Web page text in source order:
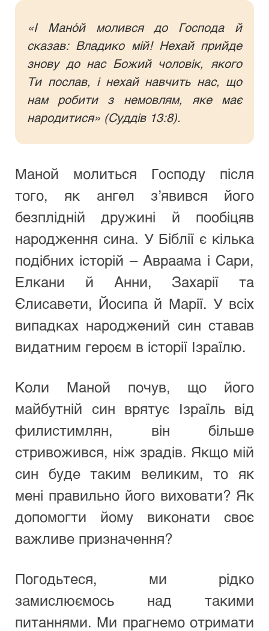
«І Мано́й молився до Господа й
сказав: Владико мій! Нехай прийде
знову до нас Божий чоловік, якого
Ти послав, і нехай навчить нас, що
нам робити з немовлям, яке має
народитися» (Суддів 13:8).
Маной молиться Господу після
того, як ангел з’явився його
безплідній дружині й пообіцяв
народження сина. У Біблії є кілька
подібних історій – Авраама і Сари,
Елкани й Анни, Захарії та
Єлисавети, Йосипа й Марії. У всіх
випадках народжений син ставав
видатним героєм в історії Ізраїлю.
Коли Маной почув, що його
майбутній син врятує Ізраїль від
филистимлян, він більше
стривожився, ніж зрадів. Якщо мій
син буде таким великим, то як
мені правильно його виховати? Як
допомогти йому виконати своє
важливе призначення?
Погодьтеся, ми рідко
замислюємось над такими
питаннями. Ми прагнемо отримати